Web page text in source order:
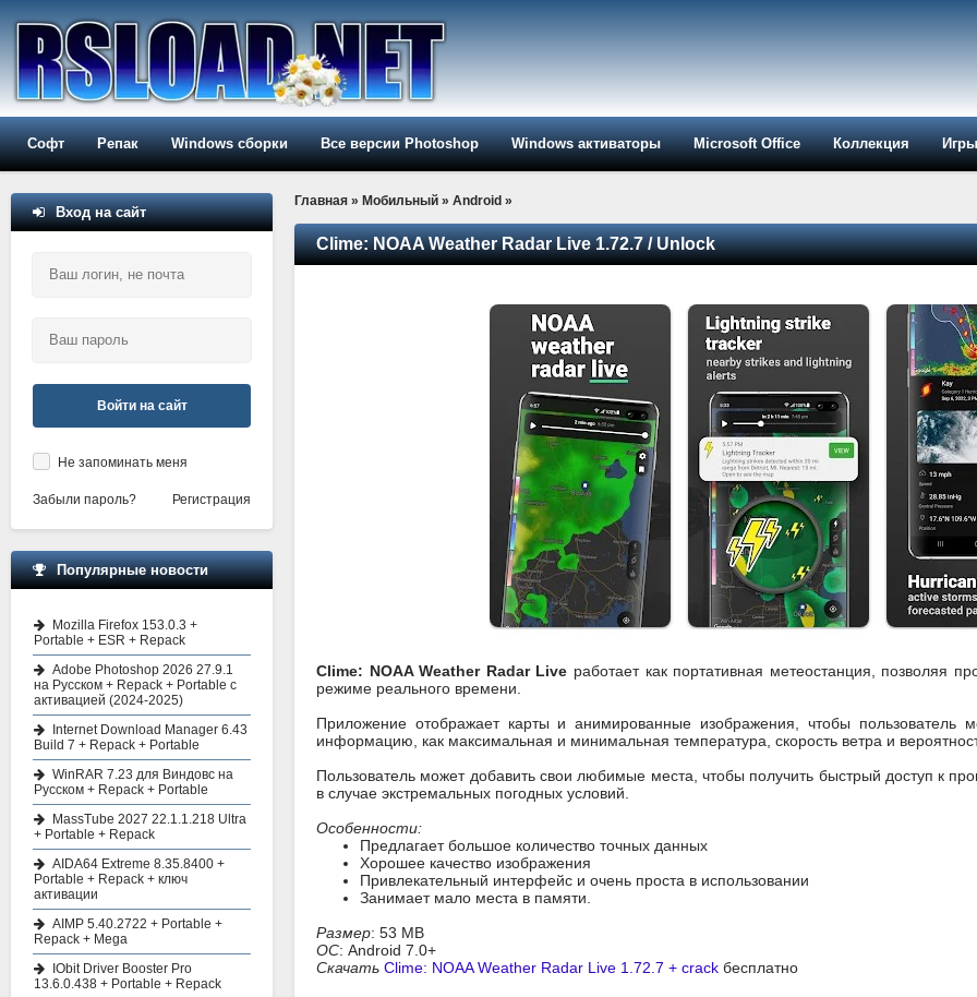
Софт Репак Windows сборки Все версии Photoshop Windows активаторы Microsoft Office Коллекция Игры
Главная » Мобильный » Android »
Clime: NOAA Weather Radar Live 1.72.7 / Unlock
Clime: NOAA Weather Radar Live работает как портативная метеостанция, позволяя
режиме реального времени.
Приложение отображает карты и анимированные изображения, чтобы пользователь
информацию, как максимальная и минимальная температура, скорость ветра и
Пользователь может добавить свои любимые места, чтобы получить быстрый доступ к
в случае экстремальных погодных условий.
Особенности:
Предлагает большое количество точных данных
Хорошее качество изображения
Привлекательный интерфейс и очень проста в использовании
Занимает мало места в памяти.
Размер: 53 MB
ОС: Android 7.0+
Скачать Clime: NOAA Weather Radar Live 1.72.7 + crack бесплатно
Вход на сайт
Войти на сайт
Не запоминать меня
Забыли пароль? Регистрация
Популярные новости
Mozilla Firefox 153.0.3 +
Portable + ESR + Repack
Adobe Photoshop 2026 27.9.1
на Русском + Repack + Portable с
активацией (2024-2025)
Internet Download Manager 6.43
Build 7 + Repack + Portable
WinRAR 7.23 для Виндовс на
Русском + Repack + Portable
MassTube 2027 22.1.1.218 Ultra
+ Portable + Repack
AIDA64 Extreme 8.35.8400 +
Portable + Repack + ключ
активации
AIMP 5.40.2722 + Portable +
Repack + Mega
IObit Driver Booster Pro
13.6.0.438 + Portable + Repack